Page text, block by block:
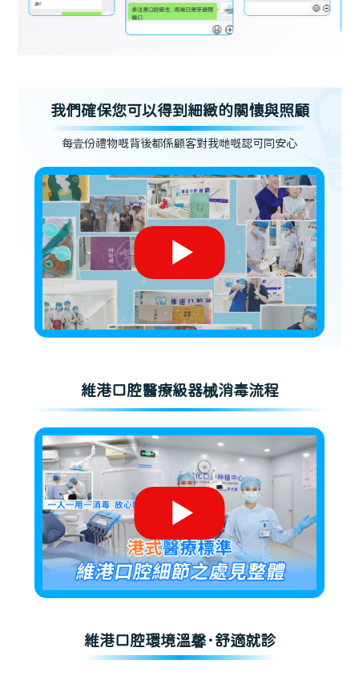
我們確保您可以得到細緻的關懷與照顧
每壹份禮物嘅背後都係顧客對我哋嘅認可同安心
維港口腔醫療級器械消毒流程
維港口腔環境溫馨·舒適就診